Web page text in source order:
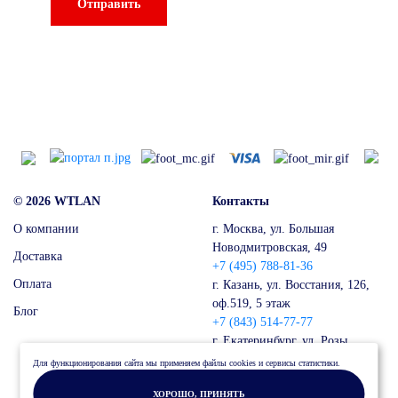
Отправить
© 2026 WTLAN
О компании
Доставка
Оплата
Блог
Контакты
г. Москва, ул. Большая
Новодмитровская, 49
+7 (495) 788-81-36
г. Казань, ул. Восстания, 126,
оф.519, 5 этаж
+7 (843) 514-77-77
г. Екатеринбург, ул. Розы
Люксембург, 49
Для функционирования сайта мы применяем файлы cookies и сервисы статистики.
ХОРОШО, ПРИНЯТЬ